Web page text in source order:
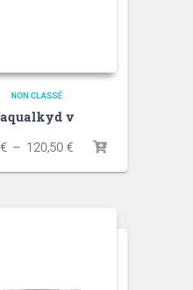
NON CLASSÉ
aqualkyd v
€ – 120,50 €Plage
prix :